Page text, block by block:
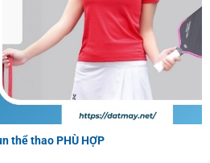
thể thao PHÙ HỢP